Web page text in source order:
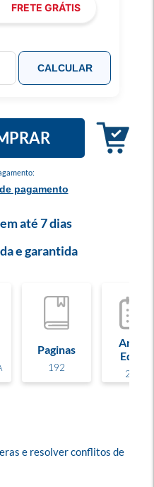
pagamento
FRETE GRÁTIS
CALCULAR
até 7 dias
e garantida
Paginas
192
Ano de
Edição
2019
e resolver conflitos de